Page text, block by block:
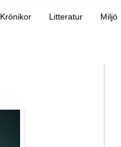
Krönikor Litteratur Miljö